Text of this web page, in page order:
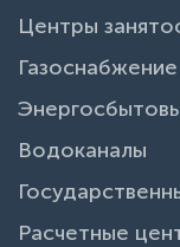
Центры
Водоканалы
Расчетные